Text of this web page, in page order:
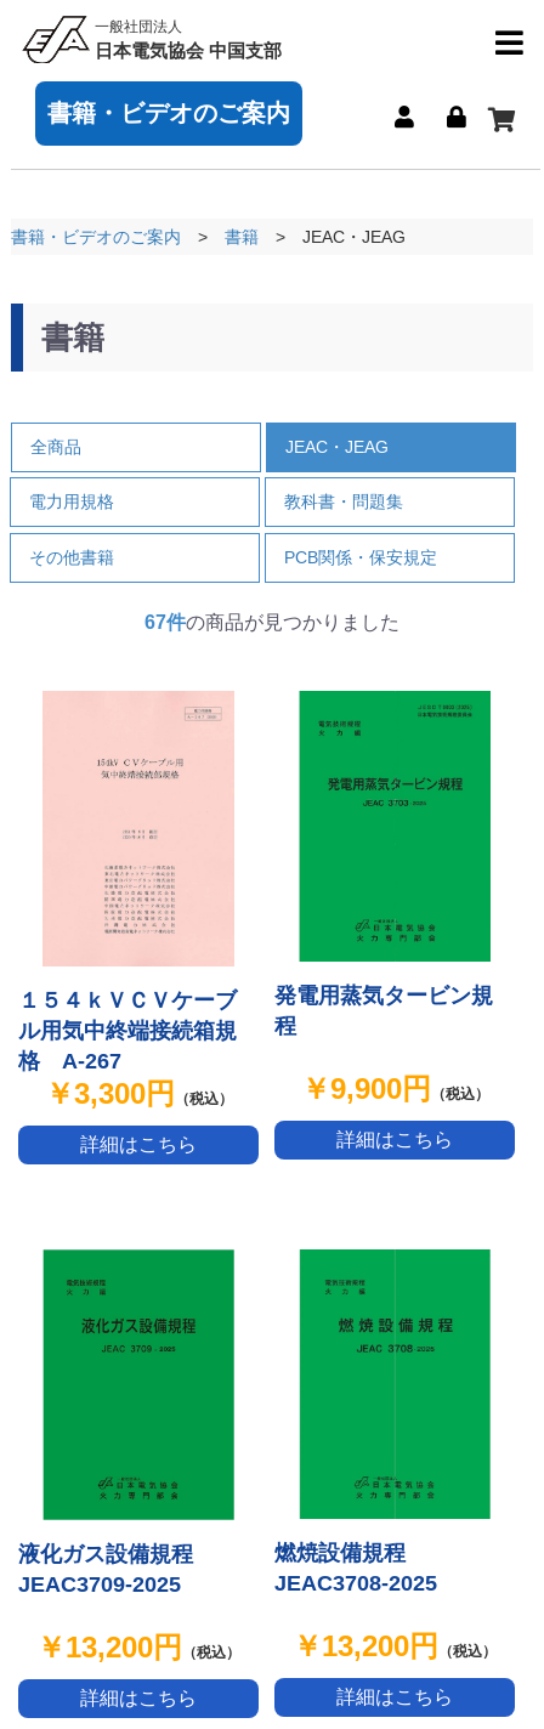
一般社団法人
日本電気協会 中国支部
書籍・ビデオのご案内
書籍・ビデオのご案内 書籍 JEAC・JEAG
書籍
全商品 JEAC・JEAG
電力用規格 教科書・問題集
その他書籍 PCB関係・保安規定
67件の商品が見つかりました
１５４ｋＶＣＶケーブ
ル用気中終端接続箱規
格 A-267
￥3,300円 （税込）
詳細はこちら
発電用蒸気タービン規
程
￥9,900円 （税込）
詳細はこちら
液化ガス設備規程
JEAC3709-2025
￥13,200円 （税込）
詳細はこちら
燃焼設備規程
JEAC3708-2025
￥13,200円 （税込）
詳細はこちら